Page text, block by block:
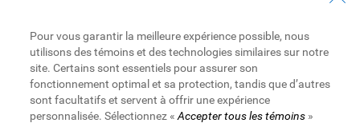
Nous joindre
Trouvez une succursale ou un GAB
Prendre un rendez-vous
Pour vous garantir la meilleure expérience possible, nous
utilisons des témoins et des technologies similaires sur notre
site. Certains sont essentiels pour assurer son
fonctionnement optimal et sa protection, tandis que d’autres
sont facultatifs et servent à offrir une expérience
personnalisée. Sélectionnez « Accepter tous les témoins»